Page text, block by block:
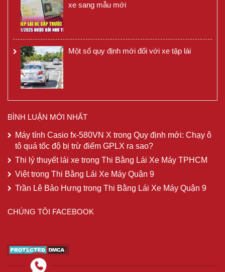
xe sang mẫu mới
Một số quy định mới đối với xe tập lái
BÌNH LUẬN MỚI NHẤT
Máy tính Casio fx-580VN X trong Quy định mới: Chạy ô
tô quá tốc độ bị trừ điểm GPLX ra sao?
Thi lý thuyết lái xe trong Thi Bằng Lái Xe Máy TPHCM
Việttrong Thi Bằng Lái Xe Máy Quận 9
Trần Lê Bảo Hưng trong Thi Bằng Lái Xe Máy Quận 9
CHÚNG TÔI FACEBOOK